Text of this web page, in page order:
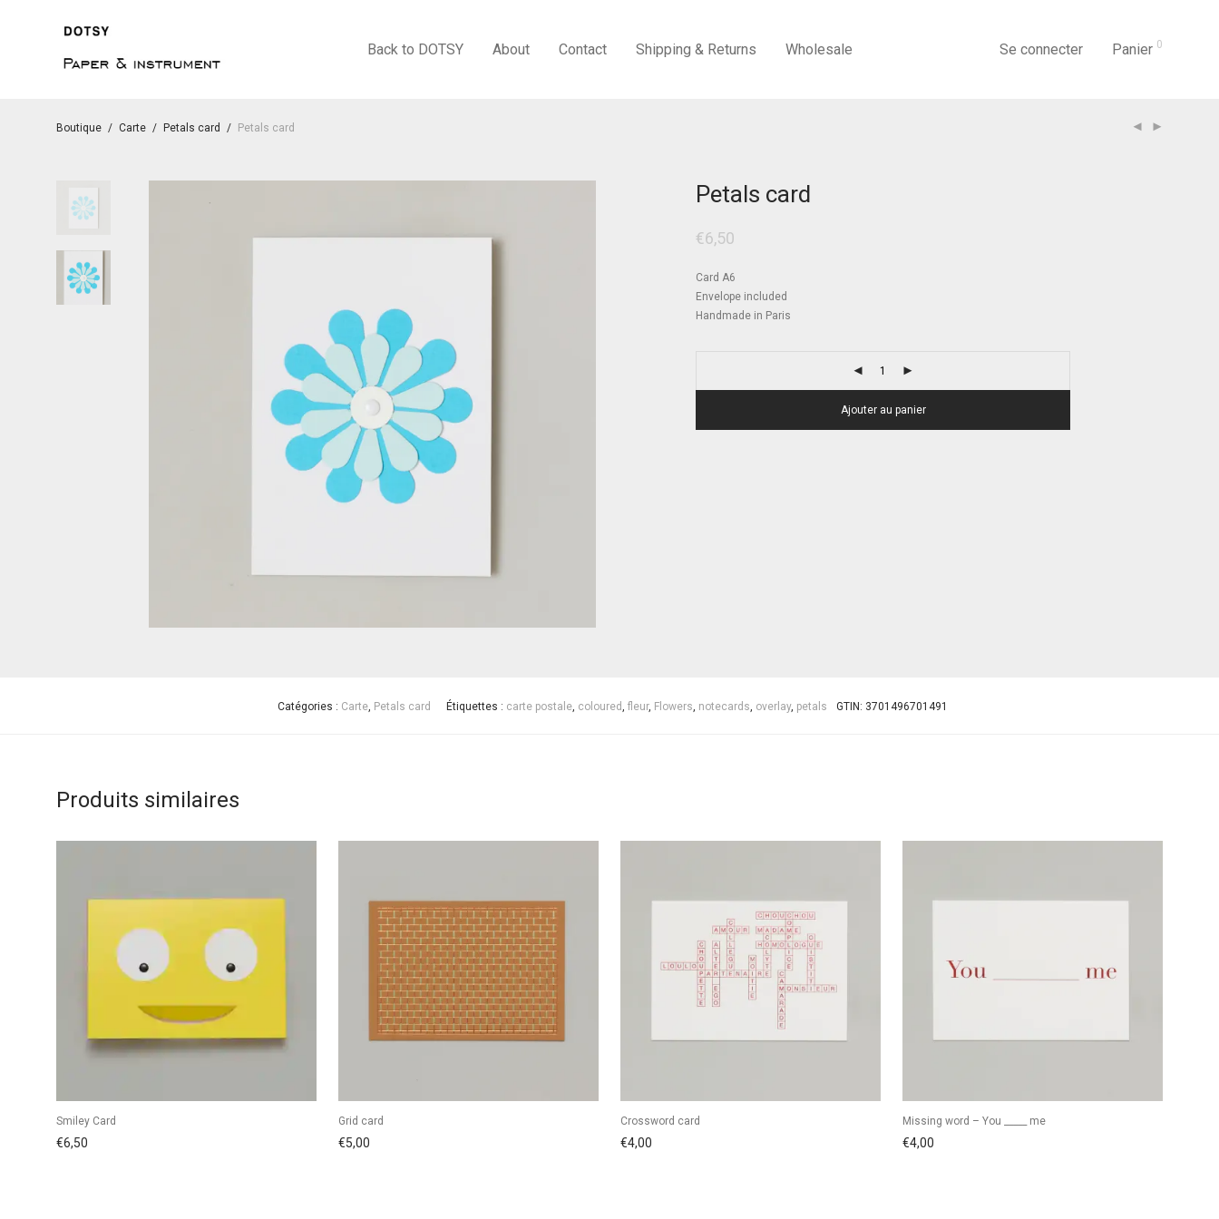
Back to DOTSY About Contact Shipping & Returns Wholesale Se connecter Panier 0
Boutique / Carte / Petals card / Petals card
Petals card
€6,50
Card A6
Envelope included
Handmade in Paris
Ajouter au panier
Catégories : Carte, Petals card Étiquettes : carte postale, coloured, fleur, Flowers, notecards, overlay, petals GTIN: 3701496701491
Produits similaires
Smiley Card
€6,50
Grid card
€5,00
Crossword card
€4,00
Missing word – You _____ me
€4,00